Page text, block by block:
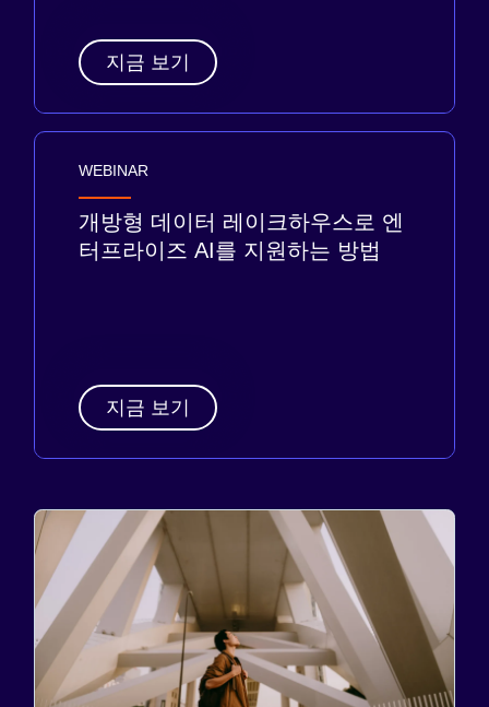
지금 보기
WEBINAR
개방형 데이터 레이크하우스로 엔
터프라이즈 AI를 지원하는 방법
지금 보기